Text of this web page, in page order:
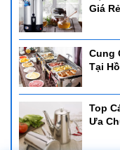
Giá
Cung
Tại
Top
Ưa